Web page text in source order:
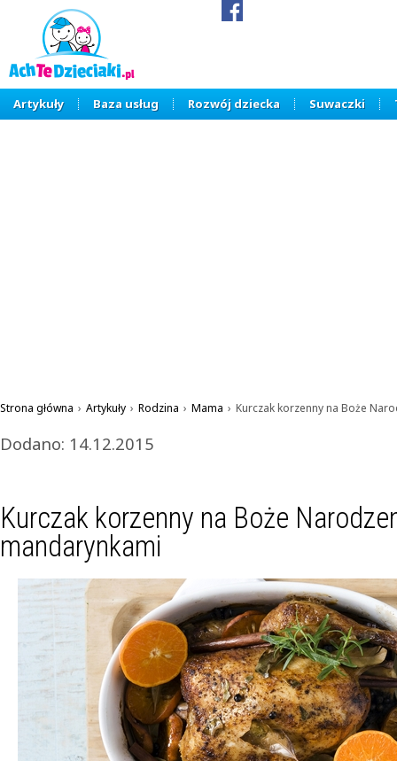
Artykuły Baza usług Rozwój dziecka Suwaczki
Strona główna › Artykuły › Rodzina › Mama › Kurczak korzenny na Boże
Dodano: 14.12.2015
Kurczak korzenny na Boże
mandarynkami